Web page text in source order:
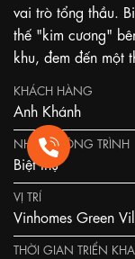
vai trò tổng thầu.
thế "kim cương"
khu, đem đến một
KHÁCH HÀNG
Anh Khánh
NHÓM CÔNG TRÌNH
Biệt thự
VỊ TRÍ
Vinhomes Green
THỜI GIAN TRIỂN